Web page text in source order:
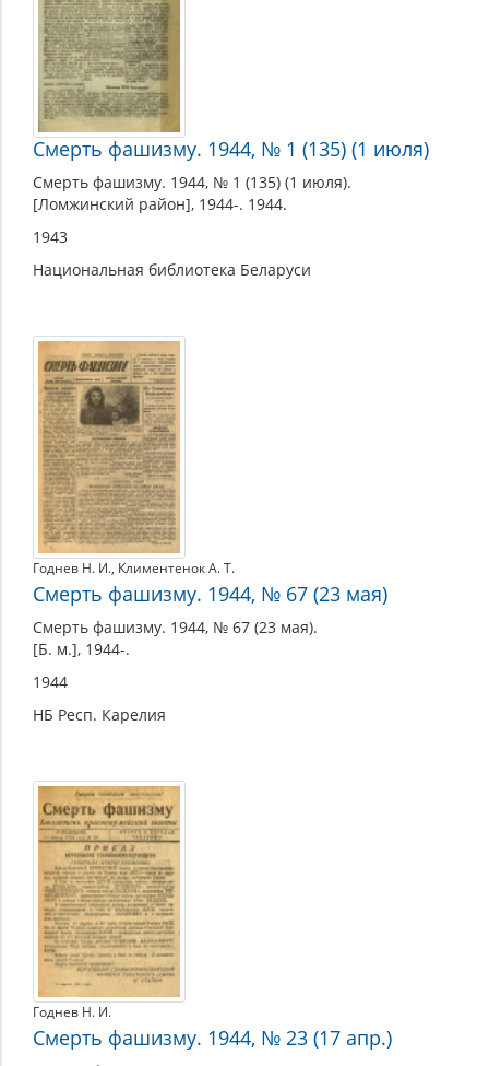
Смерть фашизму. 1944, № 1 (135) (1 июля)
Смерть фашизму. 1944, № 1 (135) (1 июля).
[Ломжинский район], 1944-. 1944.
1943
Национальная библиотека Беларуси
Годнев Н. И., Климентенок А. Т.
Смерть фашизму. 1944, № 67 (23 мая)
Смерть фашизму. 1944, № 67 (23 мая).
[Б. м.], 1944-.
1944
НБ Респ. Карелия
Годнев Н. И.
Смерть фашизму. 1944, № 23 (17 апр.)